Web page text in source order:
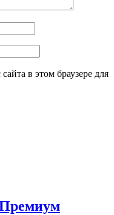
в этом браузере для